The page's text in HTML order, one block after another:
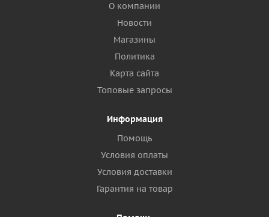
О компании
Новости
Магазины
Политика
Карта сайта
Топовые запросы
Информация
Помощь
Условия оплаты
Условия доставки
Гарантия на товар